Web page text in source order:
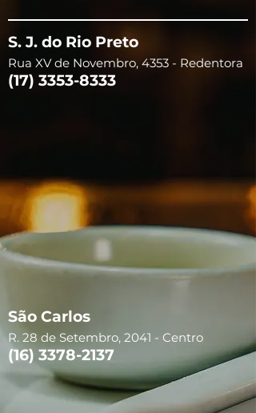
S. J. do Rio Preto
Rua XV de Novembro, 4353 - Redentora
(17) 3353-8333
São Carlos
R. 28 de Setembro, 2041 - Centro
(16) 3378-2137